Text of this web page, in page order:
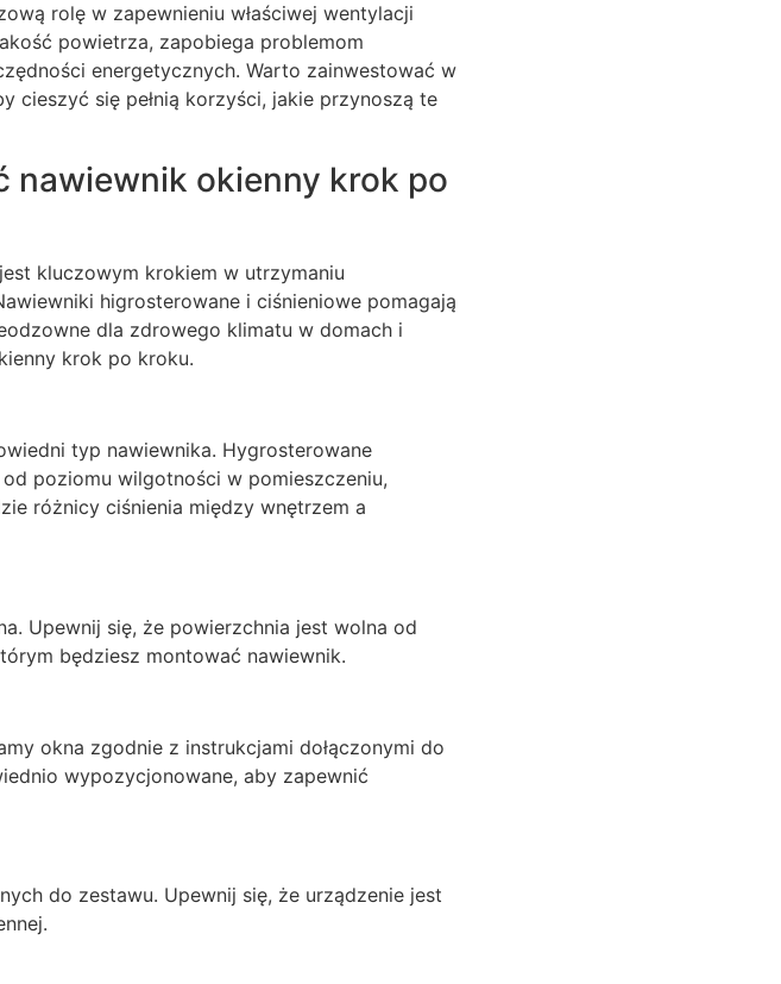
rolę w zapewnieniu właściwej wentylacji
powietrza, zapobiega problemom
energetycznych. Warto zainwestować w
cieszyć się pełnią korzyści, jakie przynoszą te
nawiewnik okienny krok po
kluczowym krokiem w utrzymaniu
higrosterowane i ciśnieniowe pomagają
dla zdrowego klimatu w domach i
krok po kroku.
typ nawiewnika. Hygrosterowane
poziomu wilgotności w pomieszczeniu,
różnicy ciśnienia między wnętrzem a
Upewnij się, że powierzchnia jest wolna od
będziesz montować nawiewnik.
okna zgodnie z instrukcjami dołączonymi do
wypozycjonowane, aby zapewnić
do zestawu. Upewnij się, że urządzenie jest